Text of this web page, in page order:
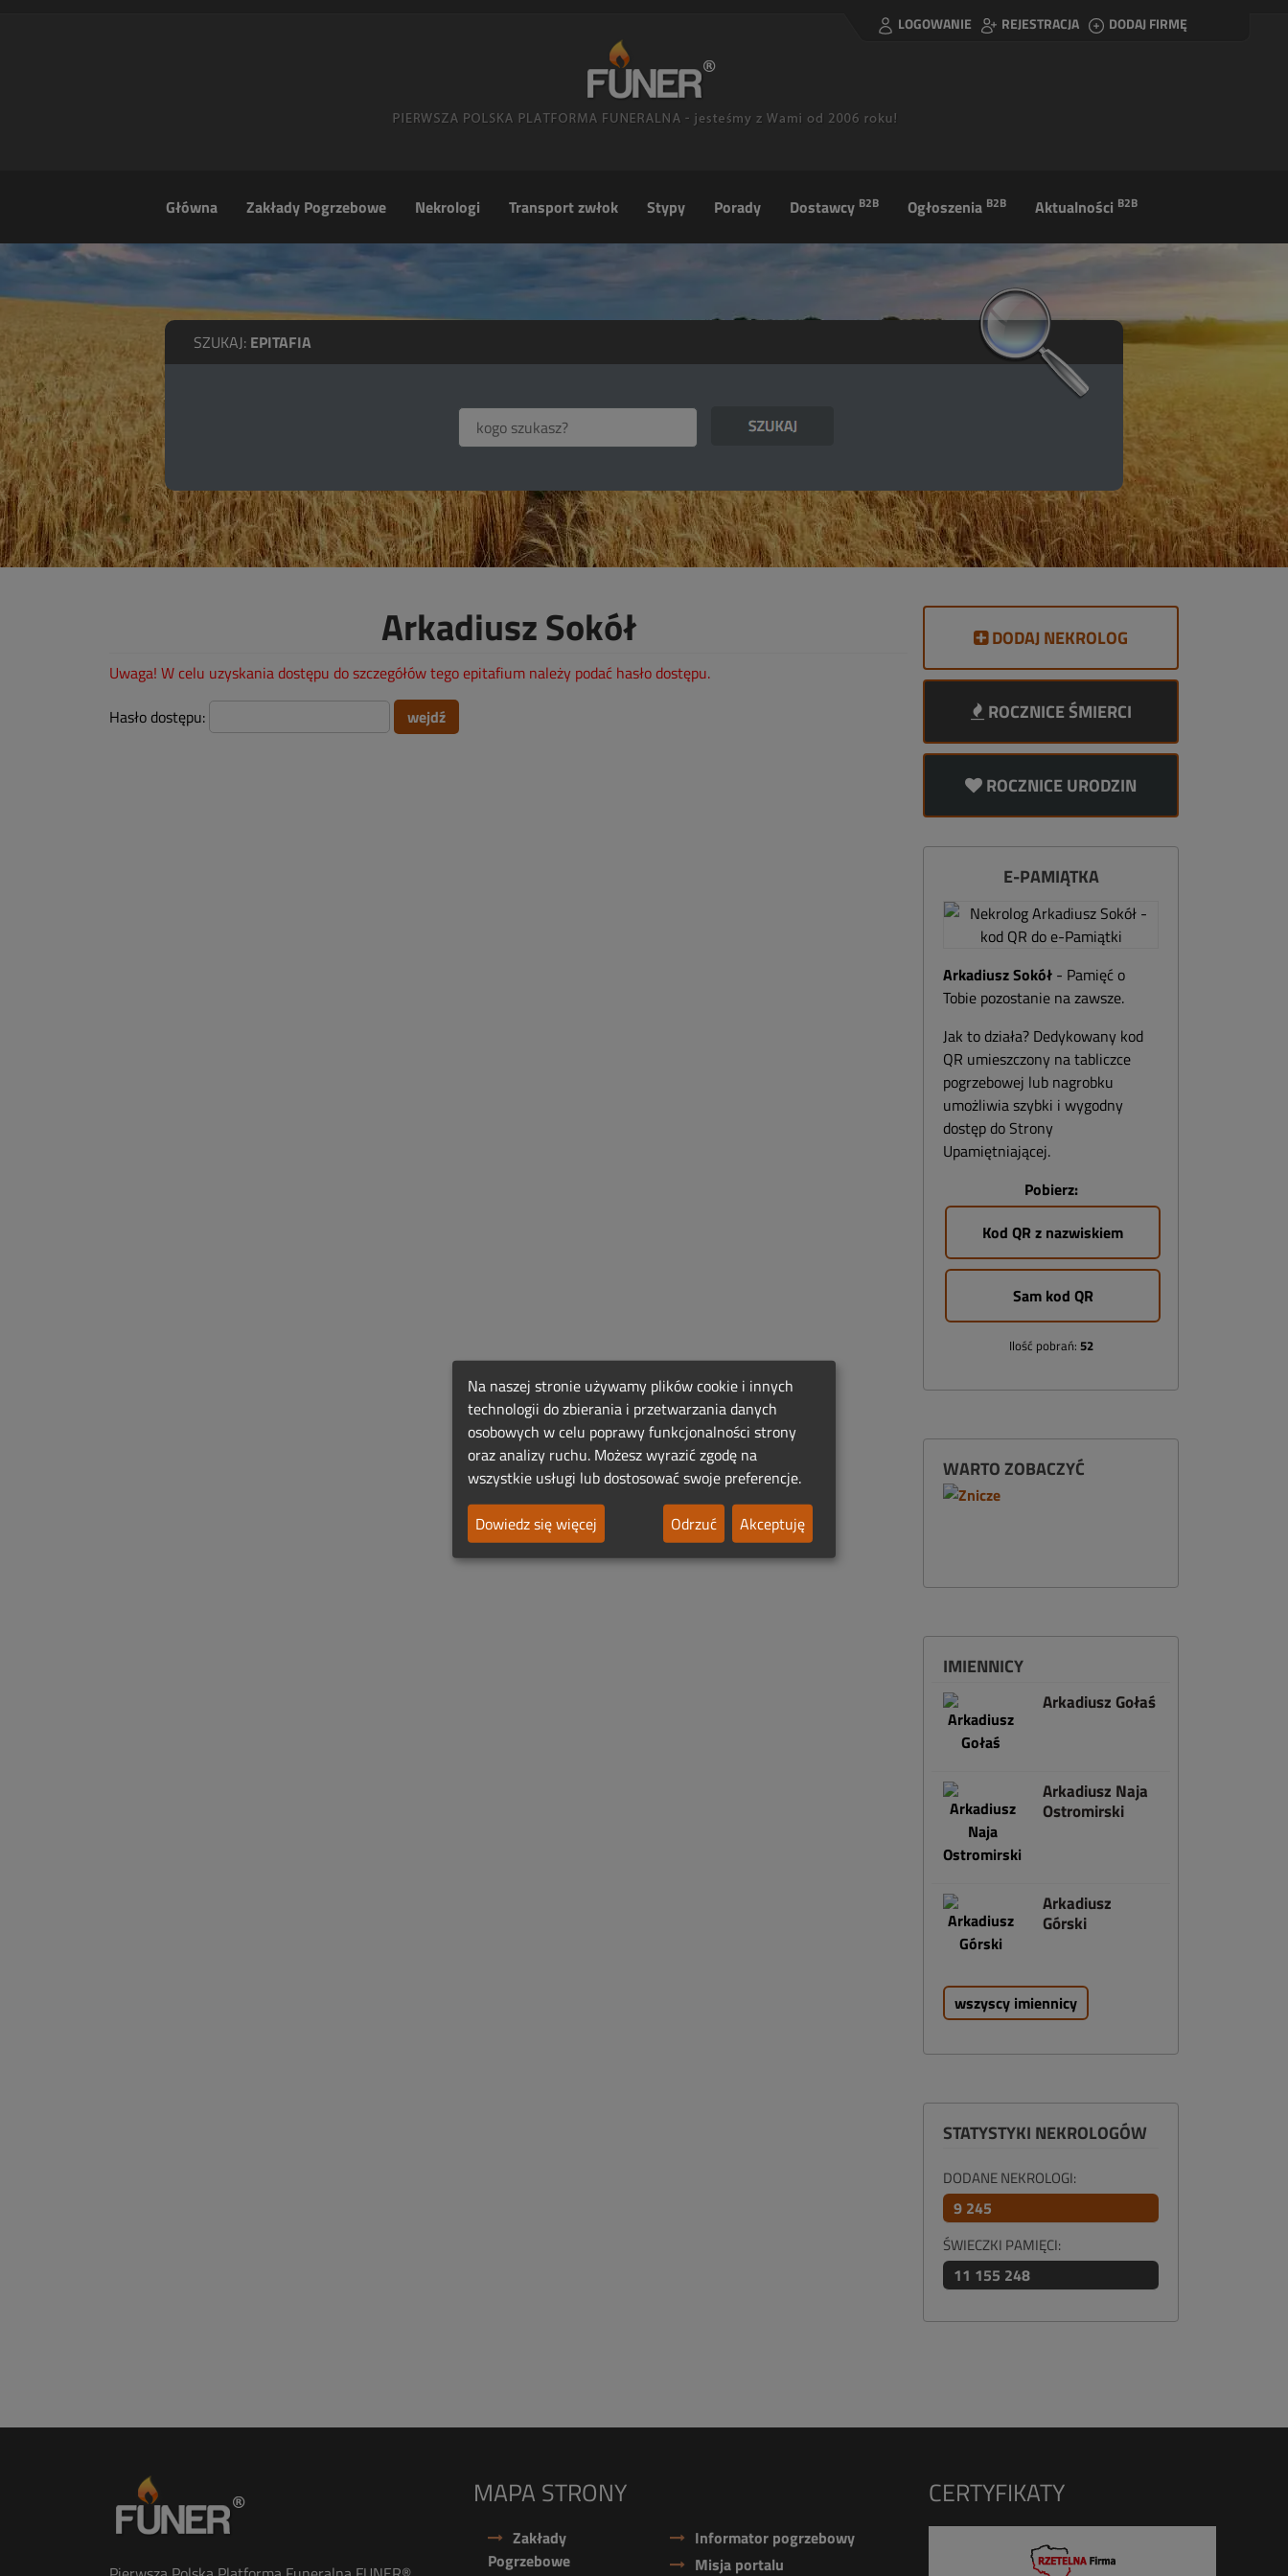
LOGOWANIE REJESTRACJA DODAJ FIRMĘ
Główna Zakłady Pogrzebowe Nekrologi Transport zwłok Stypy Porady Dostawcy B2B Ogłoszenia B2B Aktualności B2B
SZUKAJ: EPITAFIA
Arkadiusz Sokół
Uwaga! W celu uzyskania dostępu do szczegółów tego epitafium należy podać hasło dostępu.
Hasło dostępu:
DODAJ NEKROLOG
ROCZNICE ŚMIERCI
ROCZNICE URODZIN
E-PAMIĄTKA
Arkadiusz Sokół - Pamięć o
Tobie pozostanie na zawsze.
Jak to działa? Dedykowany kod
QR umieszczony na tabliczce
pogrzebowej lub nagrobku
umożliwia szybki i wygodny
dostęp do Strony
Upamiętniającej.
Pobierz:
Kod QR z nazwiskiem
Sam kod QR
Ilość pobrań: 52
WARTO ZOBACZYĆ
IMIENNICY
Arkadiusz Gołaś
Arkadiusz Naja
Ostromirski
Arkadiusz
Górski
wszyscy imiennicy
STATYSTYKI NEKROLOGÓW
DODANE NEKROLOGI:
9 245
ŚWIECZKI PAMIĘCI:
11 155 248
MAPA STRONY
Zakłady
Pogrzebowe
Informator pogrzebowy
Misja portalu
CERTYFIKATY
Na naszej stronie używamy plików cookie i innych
technologii do zbierania i przetwarzania danych
osobowych w celu poprawy funkcjonalności strony
oraz analizy ruchu. Możesz wyrazić zgodę na
wszystkie usługi lub dostosować swoje preferencje.
Dowiedz się więcej
Odrzuć Akceptuję